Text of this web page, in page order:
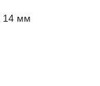
14 мм